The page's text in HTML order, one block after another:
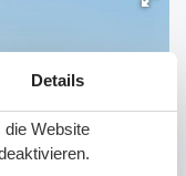
Details
die Website